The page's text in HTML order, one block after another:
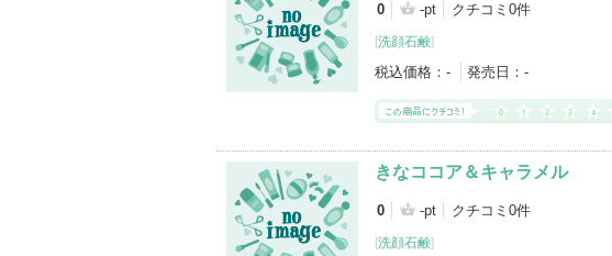
0 -pt クチコミ0件
[洗顔石鹸]
税込価格： - 発売日： -
きなココア＆キャラメル
0 -pt クチコミ0件
[洗顔石鹸]